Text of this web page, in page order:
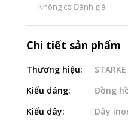
Không có Đánh giá
Chi tiết sản phẩm
Thương hiệu:
STARKE
Kiểu dáng:
Đồng
Kiểu dây:
Dây